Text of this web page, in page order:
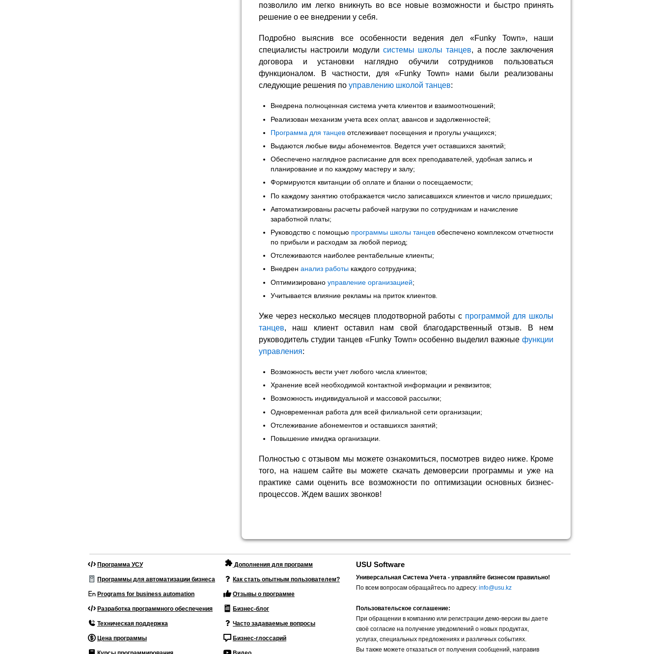
позволило им легко вникнуть во все новые возможности и быстро принять
решение о ее внедрении у себя.
Подробно выяснив все особенности ведения дел «Funky Town», наши
специалисты настроили модули системы школы танцев, а после заключения
договора и установки наглядно обучили сотрудников пользоваться
функционалом. В частности, для «Funky Town» нами были реализованы
следующие решения по управлению школой танцев:
Внедрена полноценная система учета клиентов и взаимоотношений;
Реализован механизм учета всех оплат, авансов и задолженностей;
Программа для танцев отслеживает посещения и прогулы учащихся;
Выдаются любые виды абонементов. Ведется учет оставшихся занятий;
Обеспечено наглядное расписание для всех преподавателей, удобная запись и
планирование и по каждому мастеру и залу;
Формируются квитанции об оплате и бланки о посещаемости;
По каждому занятию отображается число записавшихся клиентов и число пришедших;
Автоматизированы расчеты рабочей нагрузки по сотрудникам и начисление
заработной платы;
Руководство с помощью программы школы танцев обеспечено комплексом отчетности
по прибыли и расходам за любой период;
Отслеживаются наиболее рентабельные клиенты;
Внедрен анализ работы каждого сотрудника;
Оптимизировано управление организацией;
Учитывается влияние рекламы на приток клиентов.
Уже через несколько месяцев плодотворной работы с программой для школы
танцев, наш клиент оставил нам свой благодарственный отзыв. В нем
руководитель студии танцев «Funky Town» особенно выделил важные функции
управления:
Возможность вести учет любого числа клиентов;
Хранение всей необходимой контактной информации и реквизитов;
Возможность индивидуальной и массовой рассылки;
Одновременная работа для всей филиальной сети организации;
Отслеживание абонементов и оставшихся занятий;
Повышение имиджа организации.
Полностью с отзывом мы можете ознакомиться, посмотрев видео ниже. Кроме
того, на нашем сайте вы можете скачать демоверсии программы и уже на
практике сами оценить все возможности по оптимизации основных бизнес-
процессов. Ждем ваших звонков!
Программа УСУ
Программы для автоматизации бизнеса
Programs for business automation
Разработка программного обеспечения
Техническая поддержка
Цена программы
Дополнения для программ
Как стать опытным пользователем?
Отзывы о программе
Бизнес-блог
Часто задаваемые вопросы
Бизнес-глоссарий
USU Software
Универсальная Система Учета - управляйте бизнесом правильно!
По всем вопросам обращайтесь по адресу: info@usu.kz
Пользовательское соглашение:
При обращении в компанию или регистрации демо-версии вы даете
своё согласие на получение уведомлений о новых продуктах,
услугах, специальных предложениях и различных событиях.
Вы также можете отказаться от получения сообщений, направив